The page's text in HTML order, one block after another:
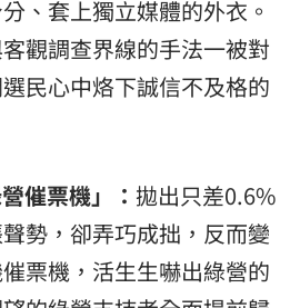
、套上獨立媒體的外衣。
觀調查界線的手法一被對
民心中烙下誠信不及格的
催票機」： 拋出只差0.6%
勢，卻弄巧成拙，反而變
票機，活生生嚇出綠營的